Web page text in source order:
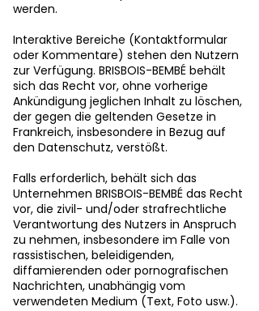
werden.
Interaktive Bereiche (Kontaktformular
oder Kommentare) stehen den Nutzern
zur Verfügung. BRISBOIS-BEMBÉ behält
sich das Recht vor, ohne vorherige
Ankündigung jeglichen Inhalt zu löschen,
der gegen die geltenden Gesetze in
Frankreich, insbesondere in Bezug auf
den Datenschutz, verstößt.
Falls erforderlich, behält sich das
Unternehmen BRISBOIS-BEMBÉ das Recht
vor, die zivil- und/oder strafrechtliche
Verantwortung des Nutzers in Anspruch
zu nehmen, insbesondere im Falle von
rassistischen, beleidigenden,
diffamierenden oder pornografischen
Nachrichten, unabhängig vom
verwendeten Medium (Text, Foto usw.).